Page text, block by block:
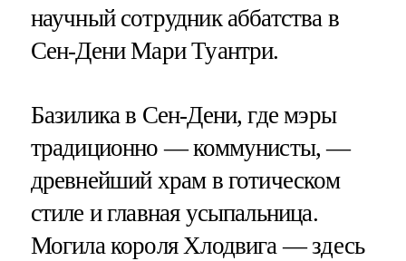
научный сотрудник аббатства в
Сен-Дени Мари Туантри.
Базилика в Сен-Дени, где мэры
традиционно — коммунисты, —
древнейший храм в готическом
стиле и главная усыпальница.
Могила короля Хлодвига — здесь